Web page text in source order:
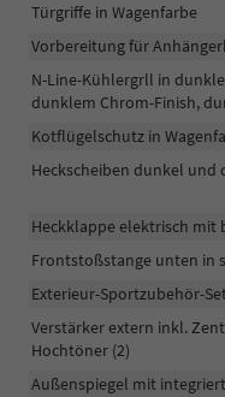
Türgriffe in Wagenfarbe
Vorbereitung für
N-Line-Kühlergrll in
dunklem Chrom-Finish,
Kotflügelschutz in
Heckscheiben dunkel und
Heckklappe elektrisch mit
Frontstoßstange unten in
Exterieur-Sportzubehör-
Verstärker extern inkl.
Hochtöner (2)
Außenspiegel mit